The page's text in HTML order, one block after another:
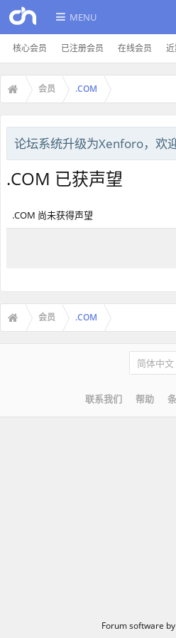
MENU
核心会员 已注册会员 在线会员
会员 .COM
论坛系统升级为Xenforo，欢
.COM 已获声望
.COM 尚未获得声望
会员 .COM
简体中文
联系我们 帮助
Forum software